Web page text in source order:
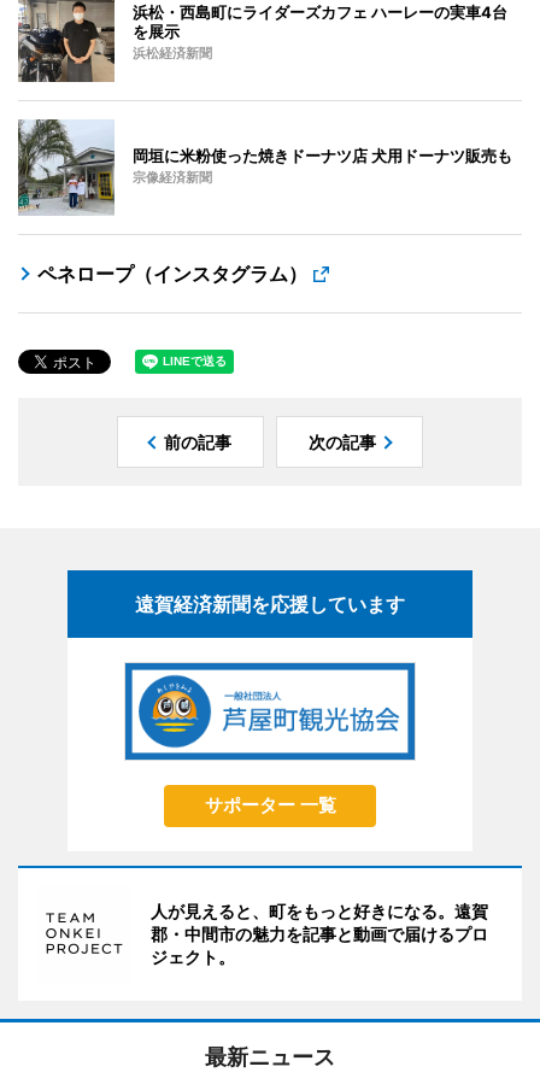
浜松・西島町にライダーズカフェ ハーレーの実車4台
を展示
浜松経済新聞
岡垣に米粉使った焼きドーナツ店 犬用ドーナツ販売も
宗像経済新聞
ペネロープ（インスタグラム）
前の記事 次の記事
遠賀経済新聞を応援しています
サポーター 一覧
人が見えると、町をもっと好きになる。遠賀
郡・中間市の魅力を記事と動画で届けるプロ
ジェクト。
最新ニュース